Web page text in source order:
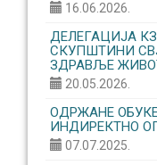
16.06.2026.
ДЕЛЕГАЦИЈА
СКУПШТИНИ
ЗДРАВЉЕ
20.05.2026.
ОДРЖАНЕ
ИНДИРЕКТНО
07.07.2025.